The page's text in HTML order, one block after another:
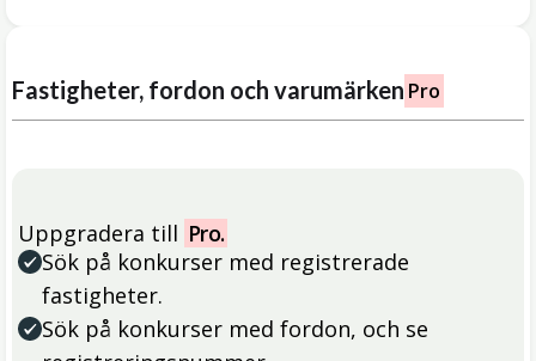
Fastigheter, fordon och varumärken Pro
Uppgradera till Pro.
Sök på konkurser med registrerade
fastigheter.
Sök på konkurser med fordon, och se